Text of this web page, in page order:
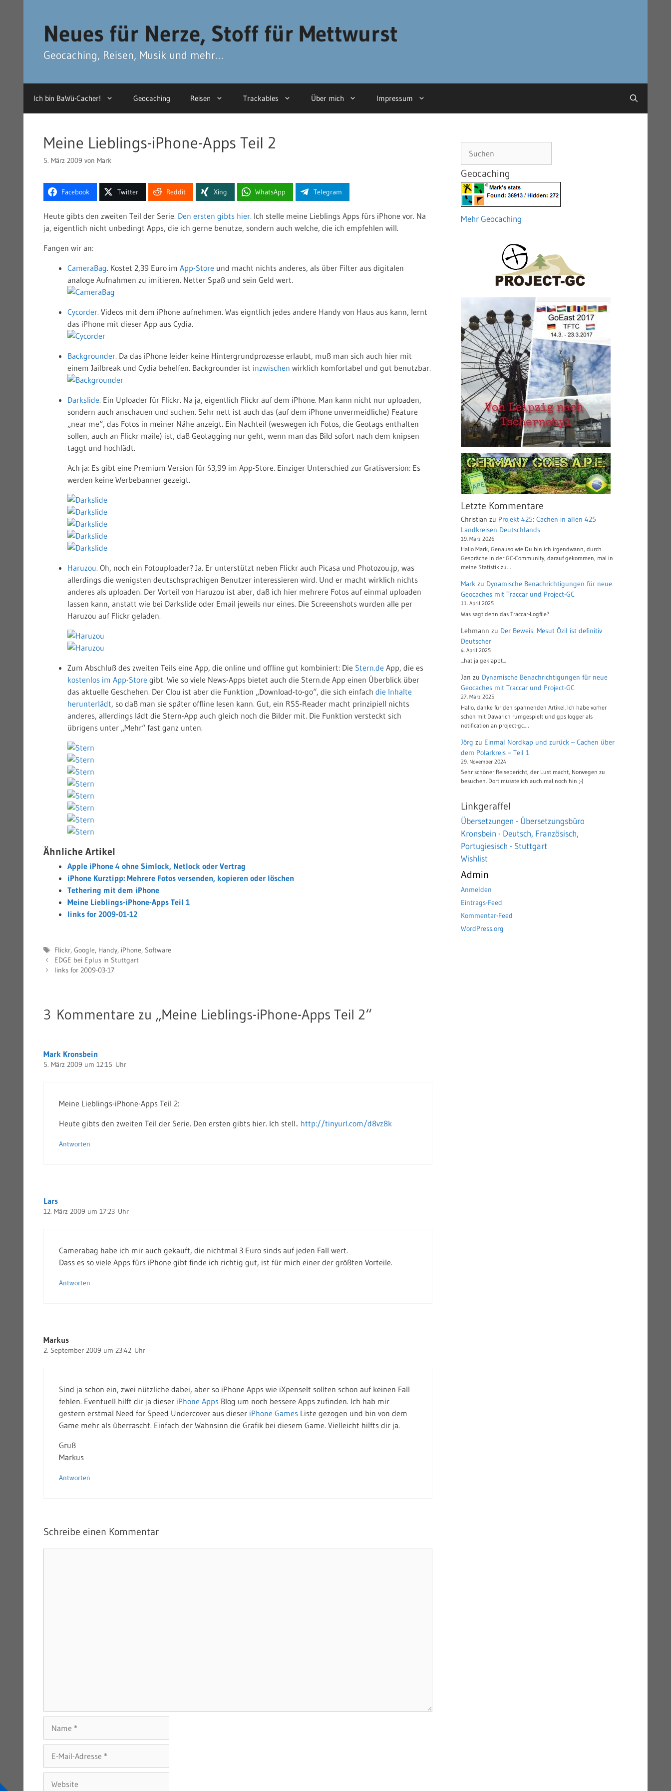
Neues für Nerze, Stoff für Mettwurst
Geocaching, Reisen, Musik und mehr…
Ich bin BaWü-Cacher! Geocaching Reisen Trackables Über mich Impressum
Meine Lieblings-iPhone-Apps Teil 2
5. März 2009 von Mark
Facebook Twitter Reddit Xing WhatsApp Telegram
Heute gibts den zweiten Teil der Serie. Den ersten gibts hier. Ich stelle meine Lieblings Apps fürs iPhone vor. Na
ja, eigentlich nicht unbedingt Apps, die ich gerne benutze, sondern auch welche, die ich empfehlen will.
Fangen wir an:
CameraBag. Kostet 2,39 Euro im App-Store und macht nichts anderes, als über Filter aus digitalen
analoge Aufnahmen zu imitieren. Netter Spaß und sein Geld wert.
Cycorder. Videos mit dem iPhone aufnehmen. Was eigntlich jedes andere Handy von Haus aus kann, lernt
das iPhone mit dieser App aus Cydia.
Backgrounder. Da das iPhone leider keine Hintergrundprozesse erlaubt, muß man sich auch hier mit
einem Jailbreak und Cydia behelfen. Backgrounder ist inzwischen wirklich komfortabel und gut benutzbar.
Darkslide. Ein Uploader für Flickr. Na ja, eigentlich Flickr auf dem iPhone. Man kann nicht nur uploaden,
sondern auch anschauen und suchen. Sehr nett ist auch das (auf dem iPhone unvermeidliche) Feature
„near me“, das Fotos in meiner Nähe anzeigt. Ein Nachteil (weswegen ich Fotos, die Geotags enthalten
sollen, auch an Flickr maile) ist, daß Geotagging nur geht, wenn man das Bild sofort nach dem knipsen
taggt und hochlädt.
Ach ja: Es gibt eine Premium Version für $3,99 im App-Store. Einziger Unterschied zur Gratisversion: Es
werden keine Werbebanner gezeigt.
Haruzou. Oh, noch ein Fotouploader? Ja. Er unterstützt neben Flickr auch Picasa und Photozou.jp, was
allerdings die wenigsten deutschsprachigen Benutzer interessieren wird. Und er macht wirklich nichts
anderes als uploaden. Der Vorteil von Haruzou ist aber, daß ich hier mehrere Fotos auf einmal uploaden
lassen kann, anstatt wie bei Darkslide oder Email jeweils nur eines. Die Screeenshots wurden alle per
Haruzou auf Flickr geladen.
Zum Abschluß des zweiten Teils eine App, die online und offline gut kombiniert: Die Stern.de App, die es
kostenlos im App-Store gibt. Wie so viele News-Apps bietet auch die Stern.de App einen Überblick über
das aktuelle Geschehen. Der Clou ist aber die Funktion „Download-to-go“, die sich einfach die Inhalte
herunterlädt, so daß man sie später offline lesen kann. Gut, ein RSS-Reader macht prinzipiell nichts
anderes, allerdings lädt die Stern-App auch gleich noch die Bilder mit. Die Funktion versteckt sich
übrigens unter „Mehr“ fast ganz unten.
Ähnliche Artikel
Apple iPhone 4 ohne Simlock, Netlock oder Vertrag
iPhone Kurztipp: Mehrere Fotos versenden, kopieren oder löschen
Tethering mit dem iPhone
Meine Lieblings-iPhone-Apps Teil 1
links for 2009-01-12
Schlagwörter
Flickr, Google, Handy, iPhone, Software
EDGE bei Eplus in Stuttgart
links for 2009-03-17
3 Kommentare zu „Meine Lieblings-iPhone-Apps Teil 2“
Mark Kronsbein
5. März 2009 um 12:15 Uhr
Meine Lieblings-iPhone-Apps Teil 2:
Heute gibts den zweiten Teil der Serie. Den ersten gibts hier. Ich stell.. http://tinyurl.com/d8vz8k
Antworten
Lars
12. März 2009 um 17:23 Uhr
Camerabag habe ich mir auch gekauft, die nichtmal 3 Euro sinds auf jeden Fall wert.
Dass es so viele Apps fürs iPhone gibt finde ich richtig gut, ist für mich einer der größten Vorteile.
Antworten
Markus
2. September 2009 um 23:42 Uhr
Sind ja schon ein, zwei nützliche dabei, aber so iPhone Apps wie iXpenselt sollten schon auf keinen Fall
fehlen. Eventuell hilft dir ja dieser iPhone Apps Blog um noch bessere Apps zufinden. Ich hab mir
gestern erstmal Need for Speed Undercover aus dieser iPhone Games Liste gezogen und bin von dem
Game mehr als überrascht. Einfach der Wahnsinn die Grafik bei diesem Game. Vielleicht hilfts dir ja.
Gruß
Markus
Antworten
Schreibe einen Kommentar
Mail-
Adresse
Geocaching
Mehr Geocaching
Letzte Kommentare
Christian zu Projekt 425: Cachen in allen 425
Landkreisen Deutschlands
19. März 2026
Hallo Mark, Genauso wie Du bin ich irgendwann, durch
Gespräche in der GC-Community, darauf gekommen, mal in
meine Statistik zu…
Mark zu Dynamische Benachrichtigungen für neue
Geocaches mit Traccar und Project-GC
11. April 2025
Was sagt denn das Traccar-Logfile?
Lehmann zu Der Beweis: Mesut Özil ist definitiv
Deutscher
4. April 2025
...hat ja geklappt...
Jan zu Dynamische Benachrichtigungen für neue
Geocaches mit Traccar und Project-GC
27. März 2025
Hallo, danke für den spannenden Artikel. Ich habe vorher
schon mit Dawarich rumgespielt und gps logger als
notification an project-gc.…
Jörg zu Einmal Nordkap und zurück – Cachen über
dem Polarkreis – Teil 1
29. November 2024
Sehr schöner Reisebericht, der Lust macht, Norwegen zu
besuchen. Dort müsste ich auch mal noch hin ;-)
Linkgeraffel
Übersetzungen - Übersetzungsbüro
Kronsbein - Deutsch, Französisch,
Portugiesisch - Stuttgart
Wishlist
Admin
Anmelden
Eintrags-Feed
Kommentar-Feed
WordPress.org